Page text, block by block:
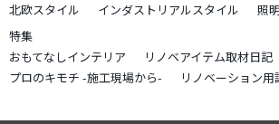
北欧スタイル
インダストリアルスタイル 照
特集
おもてなしインテリア
リノベアイテム取材日記
プロのキモチ -施工現場から-
リノベーション用